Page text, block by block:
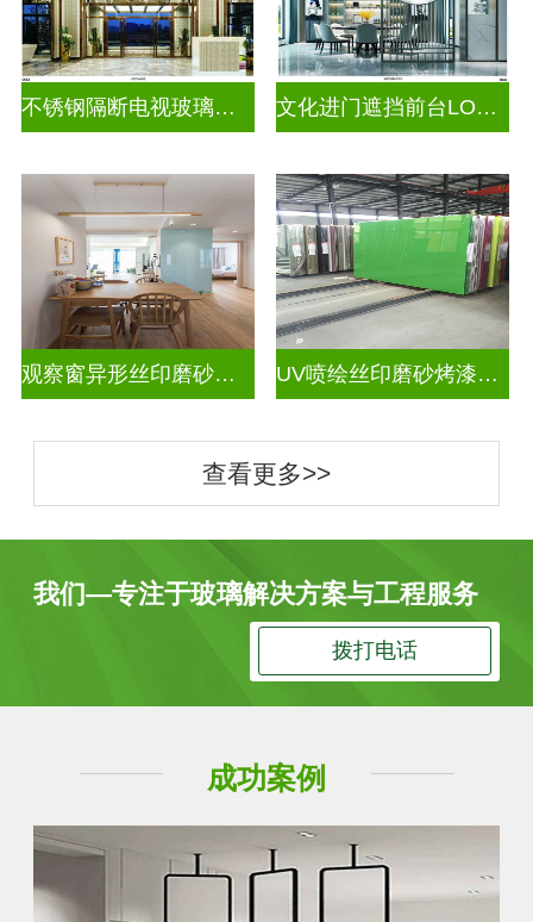
不锈钢隔断电视玻璃背景墙 文化进门遮挡前台LOGO玻璃背景墙
观察窗异形丝印磨砂烤漆玻璃 UV喷绘丝印磨砂烤漆玻璃
查看更多>>
我们—专注于玻璃解决方案与工程服务
拨打电话
成功案例